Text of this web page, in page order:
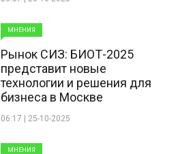
МНЕНИЯ
Рынок СИЗ: БИОТ-2025
представит новые
технологии и решения для
бизнеса в Москве
06:17 | 25-10-2025
МНЕНИЯ